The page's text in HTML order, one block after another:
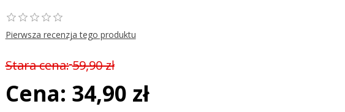
Pierwsza recenzja tego produktu
Stara cena:59,90 zł
Cena: 34,90 zł